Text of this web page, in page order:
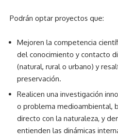
Podrán optar proyectos que:
Mejoren la competencia
del conocimiento y contacto
(natural, rural o urbano) y
preservación.
Realicen una investigación
o problema medioambiental,
directo con la naturaleza, y
entienden las dinámicas